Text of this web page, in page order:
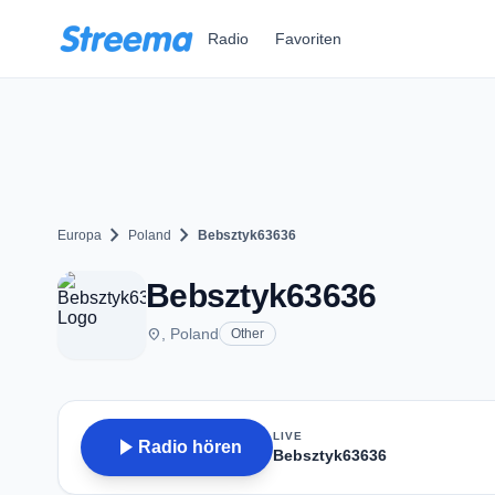
Radio Favoriten
Europa chevron_right Poland chevron_right Bebsztyk63636
Bebsztyk63636
place , Poland Other
play_arrow Radio hören
LIVE
Bebsztyk63636